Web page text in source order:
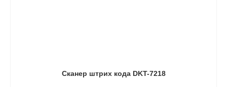
Сканер штрих кода DKT-7218